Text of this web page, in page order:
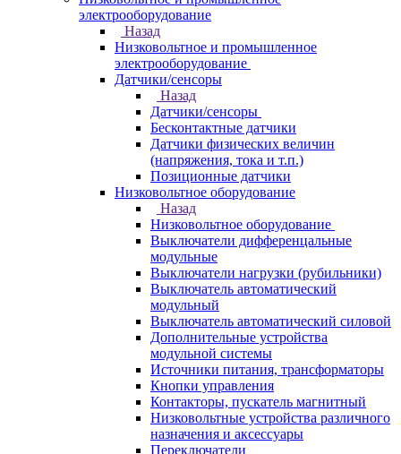
электрооборудование
Назад
Низковольтное и промышленное
электрооборудование
Датчики/сенсоры
Назад
Датчики/сенсоры
Бесконтактные датчики
Датчики физических величин
(напряжения, тока и т.п.)
Позиционные датчики
Низковольтное оборудование
Назад
Низковольтное оборудование
Выключатели дифференцальные
модульные
Выключатели нагрузки (рубильники)
Выключатель автоматический
модульный
Выключатель автоматический силовой
Дополнительные устройства
модульной системы
Источники питания, трансформаторы
Кнопки управления
Контакторы, пускатель магнитный
Низковольтные устройства различного
назначения и аксессуары
Переключатели